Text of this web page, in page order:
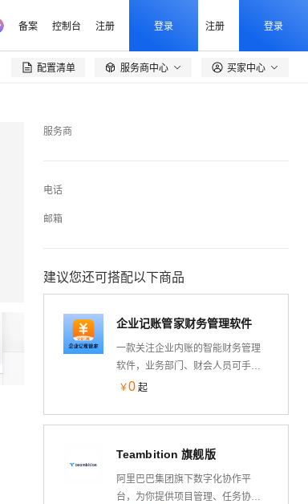
备案 控制台 注册 登录 注册 登录
配置清单  服务商中心 买家中心
服务商
电话
邮箱
建议您还可搭配以下商品
企业记账管家财务管理软件
一款关注企业内账的智能财务管理
软件，业务部门、财会人员可手
机、电脑、Pad记账，老板随时随地
生成凭证，提升财务90%办公效
率、提升业务部门80%协同效率。
可视化图表、销售排行、成本利
￥0 起
Teambition 旗舰版
阿里巴巴集团旗下数字化协作平
台，为你提供项目管理、任务协同